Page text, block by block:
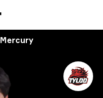
Mercury